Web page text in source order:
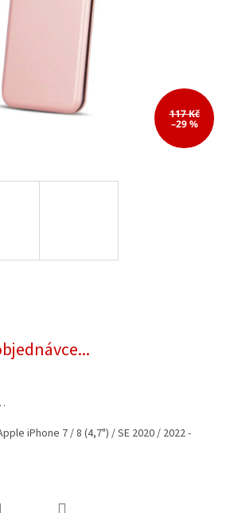
117 Kč
–29 %
iPhone 7 / 8 (4,7") / SE 2020 / 2022 -